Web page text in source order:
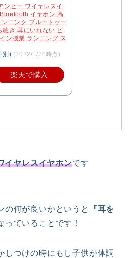
ビー ワイヤレスイ
イヤホン 高
ニング ブルートゥー
き 耳にいれない ビ
ン授業 ランニング ス
別) (2022/1/24時点)
楽天で購入
イヤレスイヤホンです
の何が良いかというと
『耳を
っていることです！
しつけの時にもし子供が体調